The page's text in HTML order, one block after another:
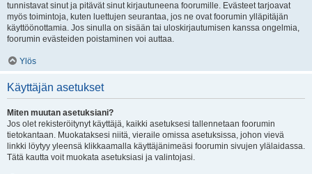
tunnistavat sinut ja pitävät sinut kirjautuneena foorumille. Evästeet tarjoavat
myös toimintoja, kuten luettujen seurantaa, jos ne ovat foorumin ylläpitäjän
käyttöönottamia. Jos sinulla on sisään tai uloskirjautumisen kanssa ongelmia,
foorumin evästeiden poistaminen voi auttaa.
Ylös
Käyttäjän asetukset
Miten muutan asetuksiani?
Jos olet rekisteröitynyt käyttäjä, kaikki asetuksesi tallennetaan foorumin
tietokantaan. Muokataksesi niitä, vieraile omissa asetuksissa, johon vievä
linkki löytyy yleensä klikkaamalla käyttäjänimeäsi foorumin sivujen ylälaidassa.
Tätä kautta voit muokata asetuksiasi ja valintojasi.